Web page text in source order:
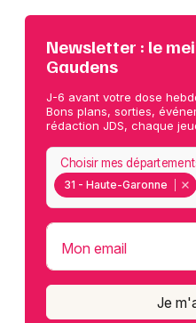
Newsletter : le
Gaudens
J-6 avant votre dose
Bons plans, sorties,
rédaction JDS, chaque
31 - Haute-Garonne
Choisir mes
Mon email
Je